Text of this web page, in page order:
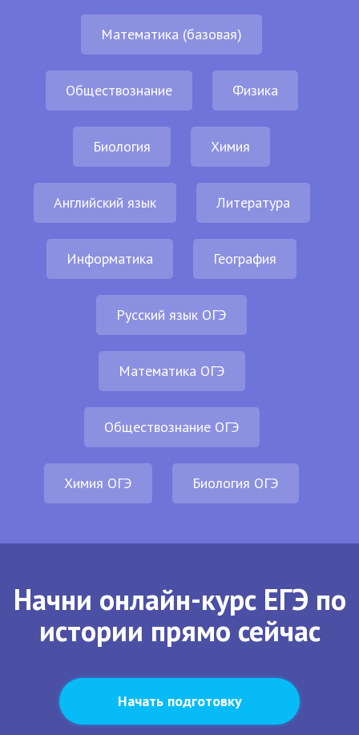
Математика (базовая)
Обществознание Физика
Биология Химия
Английский язык Литература
Информатика География
Русский язык ОГЭ
Математика ОГЭ
Обществознание ОГЭ
Химия ОГЭ Биология ОГЭ
Начни онлайн-курс ЕГЭ по
истории прямо сейчас
Начать подготовку